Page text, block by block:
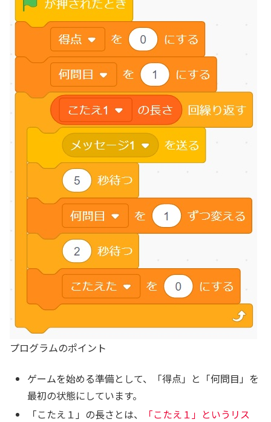
プログラムのポイント
ゲームを始める準備として、「得点」と「何問目」を
最初の状態にしています。
「こたえ１」の長さとは、
「こたえ１」というリス